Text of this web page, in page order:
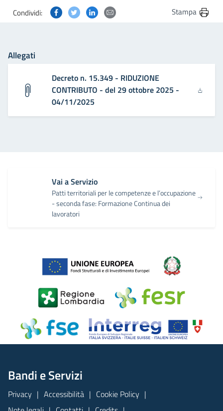
Condividi: Condividi questa pagina su Facebook
Condividi questa pagina su Twitter
Condividi questa pagina su Linkedin
Condividi questa pagina via
Stampa
Allegati
Decreto n. 15.349 - RIDUZIONE
CONTRIBUTO - del 29 ottobre 2025 -
04/11/2025
Vai a Servizio
Patti territoriali per le competenze e l’occupazione
- seconda fase: Formazione Continua dei
lavoratori
Bandi e Servizi
Privacy Accessibilità
Cookie Policy